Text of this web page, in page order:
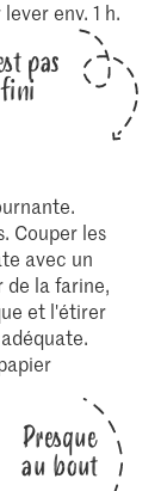
env. 1 h.
pas
fini
Couper les
avec un
de la farine,
et l'étirer
Presque
au bout